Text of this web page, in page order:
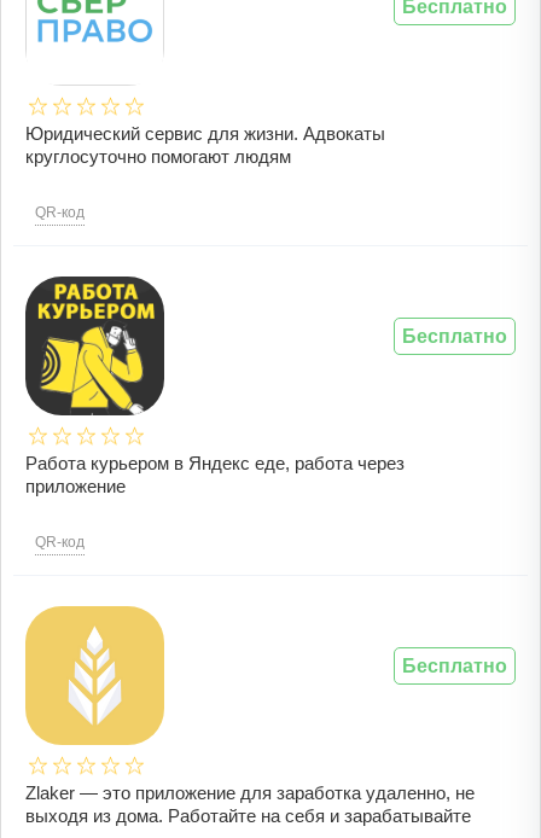
Юридический сервис для жизни. Адвокаты
круглосуточно помогают людям
QR-код
Бесплатно
Работа курьером в Яндекс еде, работа через
приложение
QR-код
Бесплатно
Zlaker — это приложение для заработка удаленно, не
выходя из дома. Работайте на себя и зарабатывайте
Бесплатно